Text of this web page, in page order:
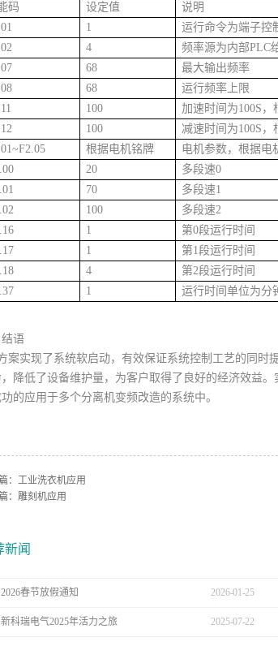
码 设定值
说明
1
运行命令为端子控
4
频率源为内部PLC
68
最大输出频率
68
运行频率上限
100
加速时间为100S，
100
减速时间为100S，
根据电机铭牌
电机参数，根据电
20
多段速0
70
多段速1
100
多段速2
1
第0段运行时间
1
第1段运行时间
4
第2段运行时间
1 运行时间单位为分
语
案实现了系统软启动，有效保证系统控制工艺的同时
降低了设备维护量，为客户取得了良好的经济效益
功的应用于多个分离机变频改造的系统中。
： 工业洗衣机应用
： 雕刻机应用
新闻
2026春节放假通知 2026-01-25
新科瑞电气2025年活力之旅 2025-07-22